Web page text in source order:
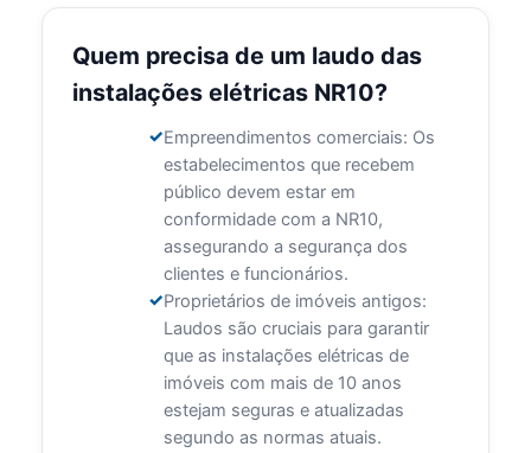
Quem precisa de um laudo das
instalações elétricas NR10?
Empreendimentos comerciais: Os
estabelecimentos que recebem
público devem estar em
conformidade com a NR10,
assegurando a segurança dos
clientes e funcionários.
Proprietários de imóveis antigos:
Laudos são cruciais para garantir
que as instalações elétricas de
imóveis com mais de 10 anos
estejam seguras e atualizadas
segundo as normas atuais.